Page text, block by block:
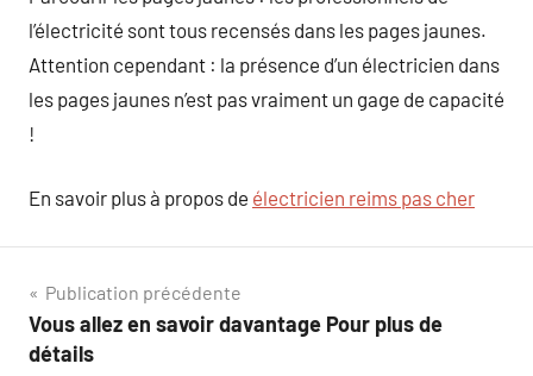
l’électricité sont tous recensés dans les pages jaunes.
Attention cependant : la présence d’un électricien dans
les pages jaunes n’est pas vraiment un gage de capacité
!
En savoir plus à propos de électricien reims pas cher
Navigation
de
Publication précédente
Vous allez en savoir davantage Pour plus de
détails